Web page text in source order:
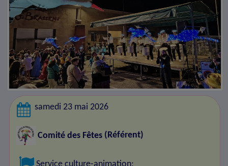
samedi 23 mai 2026
Comité des Fêtes (Référent)